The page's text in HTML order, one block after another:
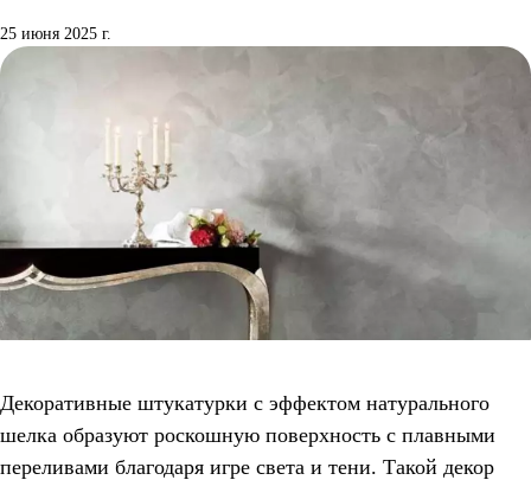
25 июня 2025 г.
Декоративные штукатурки с эффектом натурального
шелка образуют роскошную поверхность с плавными
переливами благодаря игре света и тени. Такой декор